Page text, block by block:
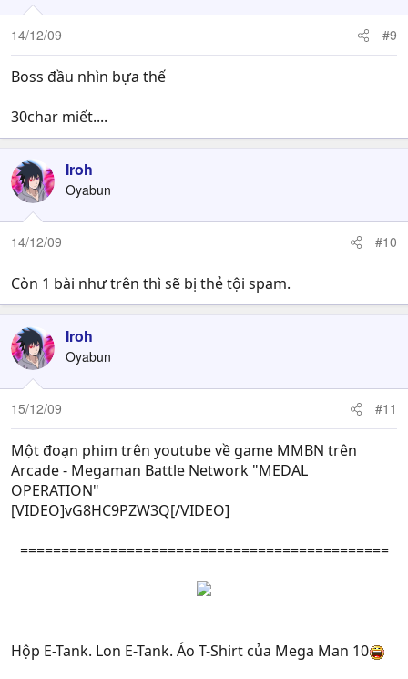
14/12/09 #9
Boss đầu nhìn bựa thế
30char miết....
Iroh
Oyabun
14/12/09 #10
Còn 1 bài như trên thì sẽ bị thẻ tội spam.
Iroh
Oyabun
15/12/09 #11
Một đoạn phim trên youtube về game MMBN trên
Arcade - Megaman Battle Network "MEDAL
OPERATION"
[VIDEO]vG8HC9PZW3Q[/VIDEO]
=============================================
Hộp E-Tank. Lon E-Tank. Áo T-Shirt của Mega Man 10